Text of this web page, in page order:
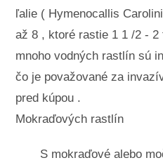
ľalie ( Hymenocallis
až 8 , ktoré rastie 1 1 /2 -
mnoho vodných rastlín sú
čo je považované za
pred kúpou .
Mokraďových rastlín
S mokraďové alebo